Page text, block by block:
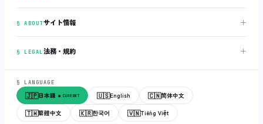
§ ABOUTサイト情報 ＋
§ LEGAL法務・規約 ＋
§ LANGUAGE
🇯🇵日本語 ● CURRENT 🇺🇸English 🇨🇳简体中文
🇹🇼繁體中文 🇰🇷한국어 🇻🇳Tiếng Việt